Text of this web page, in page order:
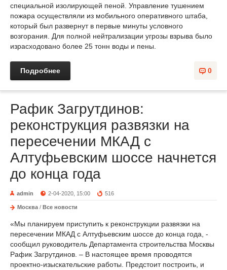
специальной изолирующей пеной. Управление тушением
пожара осуществляли из мобильного оперативного штаба,
который был развернут в первые минуты условного
возгорания. Для полной нейтрализации угрозы взрыва было
израсходовано более 25 тонн воды и пены.
0
Подробнее
Рафик Загрутдинов:
реконструкция развязки на
пересечении МКАД с
Алтуфьевским шоссе начнется
до конца года
admin 2-04-2020, 15:00 516
Москва / Все новости
«Мы планируем приступить к реконструкции развязки на
пересечении МКАД с Алтуфьевским шоссе до конца года, -
сообщил руководитель Департамента строительства Москвы
Рафик Загрутдинов. – В настоящее время проводятся
проектно-изыскательские работы. Предстоит построить, и